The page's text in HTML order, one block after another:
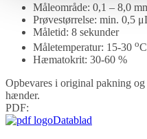
Måleområde: 0,1 – 8,0
Prøvestørrelse: min. 0,5
Måletid: 8 sekunder
Måletemperatur: 15-30 oC
Hæmatokrit: 30-60 %
Opbevares i original pakning og
hænder.
PDF:
Datablad